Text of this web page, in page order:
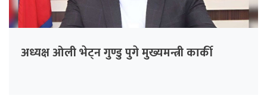
अध्यक्ष ओली भेट्न गुण्डु पुगे मुख्यमन्त्री कार्की